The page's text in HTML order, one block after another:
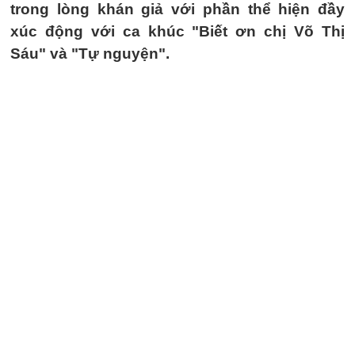
trong lòng khán giả với phần thể hiện đầy
xúc động với ca khúc "Biết ơn chị Võ Thị
Sáu" và "Tự nguyện".